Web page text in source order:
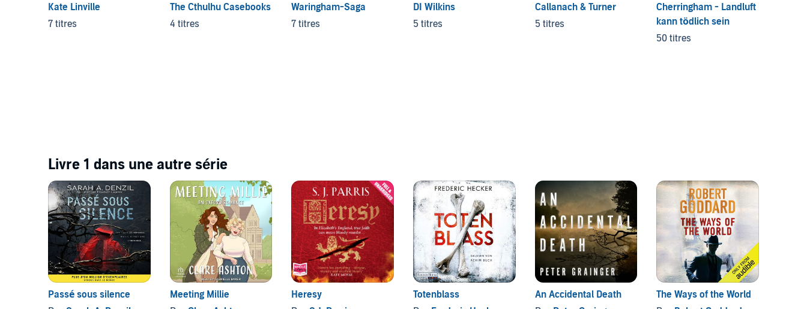
Kate Linville
7 titres
The Cthulhu Casebooks
4 titres
Waringham-Saga
7 titres
DI Wilkins
5 titres
Callanach & Turner
5 titres
Cherringham - Landluft
kann tödlich sein
50 titres
Livre 1 dans une autre série
Passé sous silence
Meeting Millie
Heresy
Totenblass
An Accidental Death
The Ways of the World